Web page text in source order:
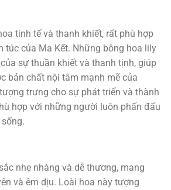
tinh tế và thanh khiết, rất phù hợp
túc của Ma Kết. Những bông hoa lily
sự thuần khiết và thanh tịnh, giúp
bản chất nội tâm mạnh mẽ của
trưng cho sự phát triển và thành
hợp với những người luôn phấn đấu
nhẹ nhàng và dễ thương, mang
và êm dịu. Loài hoa này tượng